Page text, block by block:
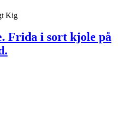
Kig
Frida i sort kjole på